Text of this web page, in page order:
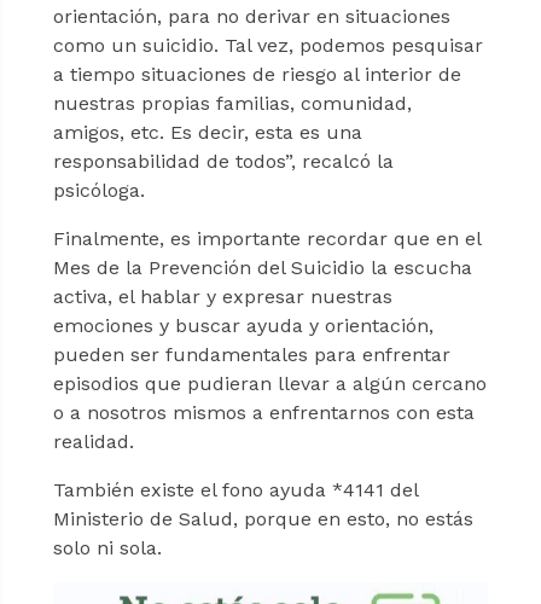
orientación, para no derivar en situaciones
como un suicidio. Tal vez, podemos pesquisar
a tiempo situaciones de riesgo al interior de
nuestras propias familias, comunidad,
amigos, etc. Es decir, esta es una
responsabilidad de todos”, recalcó la
psicóloga.
Finalmente, es importante recordar que en el
Mes de la Prevención del Suicidio la escucha
activa, el hablar y expresar nuestras
emociones y buscar ayuda y orientación,
pueden ser fundamentales para enfrentar
episodios que pudieran llevar a algún cercano
o a nosotros mismos a enfrentarnos con esta
realidad.
También existe el fono ayuda *4141 del
Ministerio de Salud, porque en esto, no estás
solo ni sola.